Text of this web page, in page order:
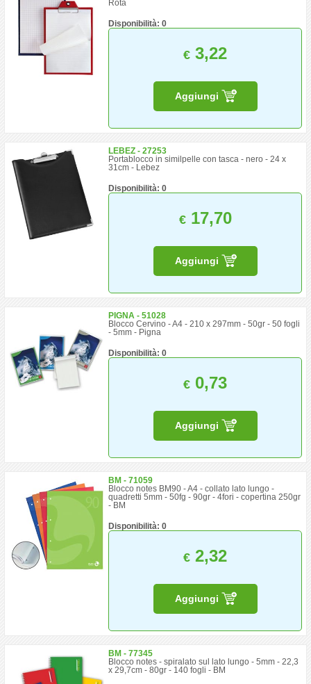
Rota
Disponibilità: 0
€ 3,22
Aggiungi
LEBEZ - 27253
Portablocco in similpelle con tasca - nero - 24 x
31cm - Lebez
Disponibilità: 0
€17,70
Aggiungi
PIGNA - 51028
Blocco Cervino - A4 - 210 x 297mm - 50gr - 50 fogli
- 5mm - Pigna
Disponibilità: 0
€ 0,73
Aggiungi
BM - 71059
Blocco notes BM90 - A4 - collato lato lungo -
quadretti 5mm - 50fg - 90gr - 4fori - copertina 250gr
- BM
Disponibilità: 0
€ 2,32
Aggiungi
BM - 77345
Blocco notes - spiralato sul lato lungo - 5mm - 22,3
x 29,7cm - 80gr - 140 fogli - BM